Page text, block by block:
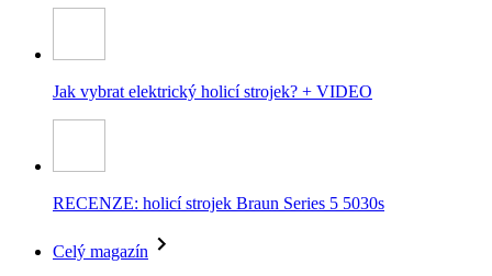
Jak vybrat elektrický holicí strojek? + VIDEO
RECENZE: holicí strojek Braun Series 5 5030s
Celý magazín